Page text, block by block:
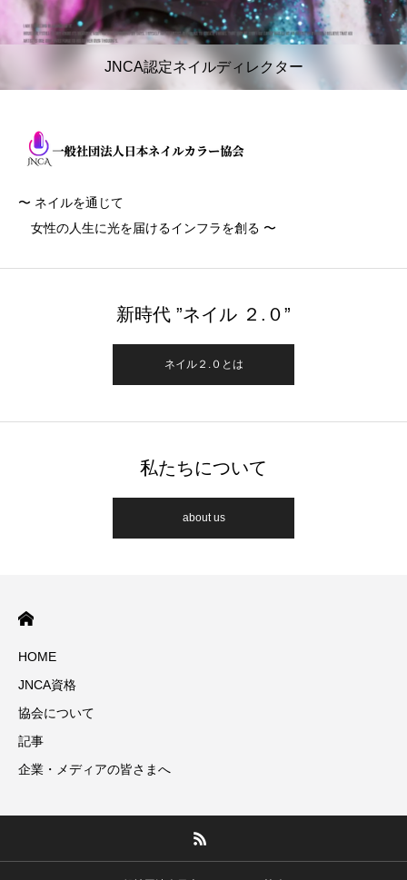
JNCA認定ネイルディレクター
〜 ネイルを通じて
女性の人生に光を届けるインフラを創る 〜
新時代 ”ネイル ２.０”
ネイル２.０とは
私たちについて
about us
HOME
JNCA資格
協会について
記事
企業・メディアの皆さまへ